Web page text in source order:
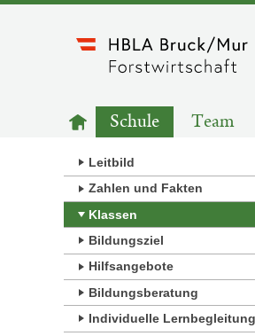
Zur
Startseite
Schule Team
Leitbild
Zahlen und Fakten
Klassen
Bildungsziel
Hilfsangebote
Bildungsberatung
Individuelle Lernbegleitung